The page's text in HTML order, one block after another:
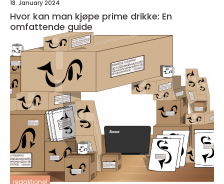
18. January 2024
Hvor kan man kjøpe prime drikke: En
omfattende guide
redaktionel